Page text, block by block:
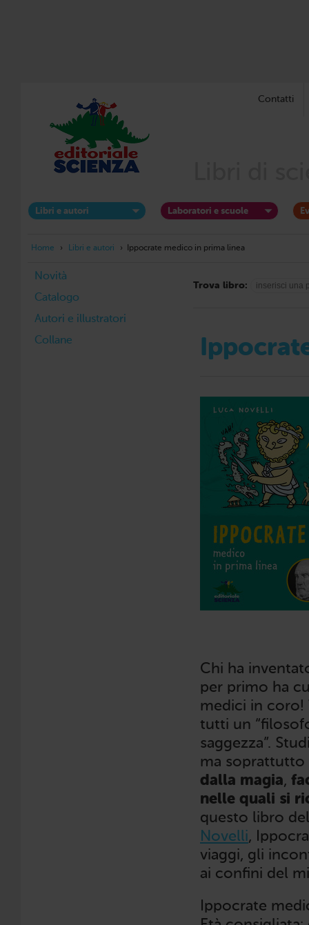
Contatti
Libri e autori Laboratori e scuole
Home › Libri e autori › Ippocrate medico in prima linea
Novità
Catalogo
Autori e illustratori
Collane
Trova libro:
Chi ha
per primo ha
medici in coro!
tutti un
saggezza”.
ma soprattutto
dalla magia,
nelle quali si
questo libro
Novelli,
viaggi, gli
ai confini del
Ippocrate